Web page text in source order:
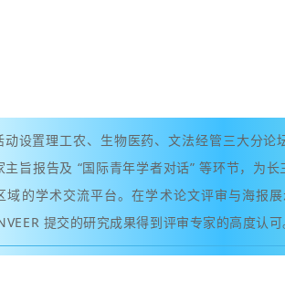
动设置理工农、生物医药、文法经管三大分
主旨报告及 “国际青年学者对话” 等环节，为
域的学术交流平台。在学术论文评审与海报
提交的研究成果得到评审专家的高度认